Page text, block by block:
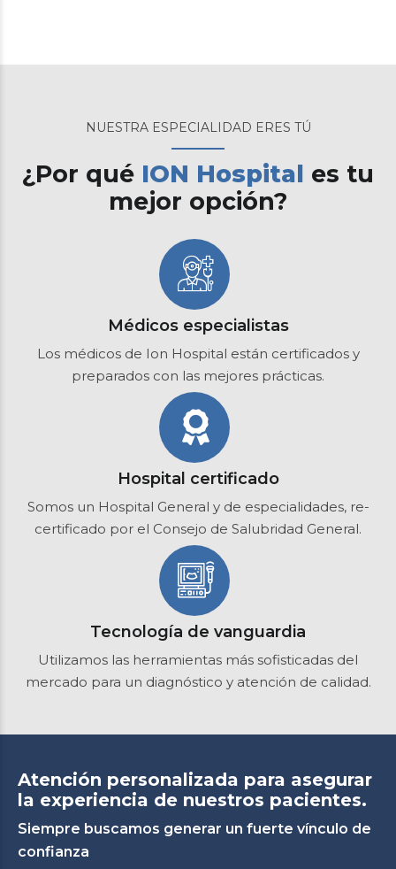
NUESTRA ESPECIALIDAD ERES TÚ
¿Por qué ION Hospital es tu
mejor opción?
Médicos especialistas
Los médicos de Ion Hospital están certificados y
preparados con las mejores prácticas.
Hospital certificado
Somos un Hospital General y de especialidades, re-
certificado por el Consejo de Salubridad General.
Tecnología de vanguardia
Utilizamos las herramientas más sofisticadas del
mercado para un diagnóstico y atención de calidad.
Atención personalizada para asegurar
la experiencia de nuestros pacientes.
Siempre buscamos generar un fuerte vínculo de
confianza